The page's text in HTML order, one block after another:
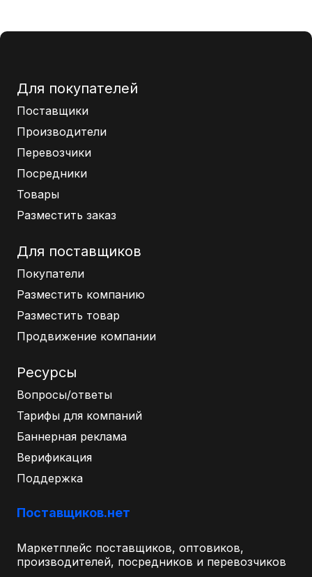
Для покупателей
Поставщики
Производители
Перевозчики
Посредники
Товары
Разместить заказ
Для поставщиков
Покупатели
Разместить компанию
Разместить товар
Продвижение компании
Ресурсы
Вопросы/ответы
Тарифы для компаний
Баннерная реклама
Верификация
Поддержка
Поставщиков.нет
Маркетплейс поставщиков, оптовиков,
производителей, посредников и перевозчиков